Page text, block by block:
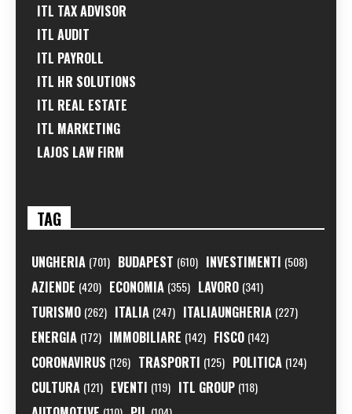
ITL TAX ADVISOR
ITL AUDIT
ITL PAYROLL
ITL HR SOLUTIONS
ITL REAL ESTATE
ITL MARKETING
LAJOS LAW FIRM
TAG
UNGHERIA (701) BUDAPEST (610) INVESTIMENTI (508)
AZIENDE (420) ECONOMIA (355) LAVORO (341)
TURISMO (262) ITALIA (247) ITALIAUNGHERIA (227)
ENERGIA (172) IMMOBILIARE (142) FISCO (142)
CORONAVIRUS (126) TRASPORTI (125) POLITICA (124)
CULTURA (121) EVENTI (119) ITL GROUP (118)